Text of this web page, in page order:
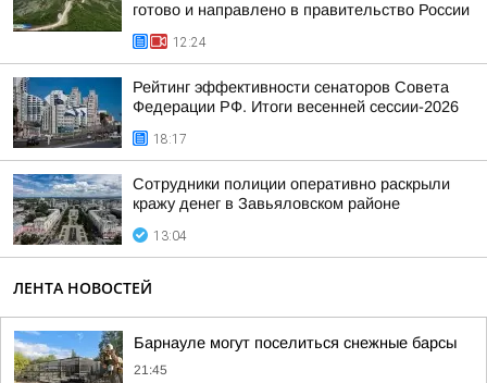
готово и направлено в правительство России
12:24
Рейтинг эффективности сенаторов Совета
Федерации РФ. Итоги весенней сессии-2026
18:17
Сотрудники полиции оперативно раскрыли
кражу денег в Завьяловском районе
13:04
ЛЕНТА НОВОСТЕЙ
Барнауле могут поселиться снежные барсы
21:45